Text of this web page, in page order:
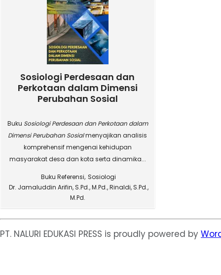
Sosiologi Perdesaan dan
Perkotaan dalam Dimensi
Perubahan Sosial
Buku Sosiologi Perdesaan dan Perkotaan dalam
Dimensi Perubahan Sosialmenyajikan analisis
komprehensif mengenai kehidupan
masyarakat desa dan kota serta dinamika...
Buku Referensi, Sosiologi
Dr. Jamaluddin Arifin, S.Pd., M.Pd., Rinaldi, S.Pd.,
M.Pd.
PT. NALURI EDUKASI PRESS is proudly powered by